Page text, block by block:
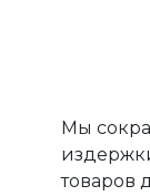
Мы
товаров